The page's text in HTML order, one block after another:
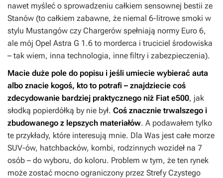
nawet myśleć o sprowadzeniu całkiem sensownej bestii ze
Stanów (to całkiem zabawne, że niemal 6-litrowe smoki w
stylu Mustangów czy Chargerów spełniają normy Euro 6,
ale mój Opel Astra G 1.6 to morderca i truciciel środowiska
– tak wiem, inna technologia, inne filtry i zabezpieczenia).
Macie duże pole do popisu i jeśli umiecie wybierać auta
albo znacie kogoś, kto to potrafi – znajdziecie coś
zdecydowanie bardziej praktycznego niż Fiat e500, jak
słodką popierdółką by nie był. Coś znacznie trwalszego i
zbudowanego z lepszych materiałów. A podawałem tylko
te przykłady, które interesują mnie. Dla Was jest całe morze
SUV-ów, hatchbacków, kombi, rodzinnych wozideł na 7
osób – do wyboru, do koloru. Problem w tym, że ten rynek
może zostać mocno ograniczony przez Strefy Czystego